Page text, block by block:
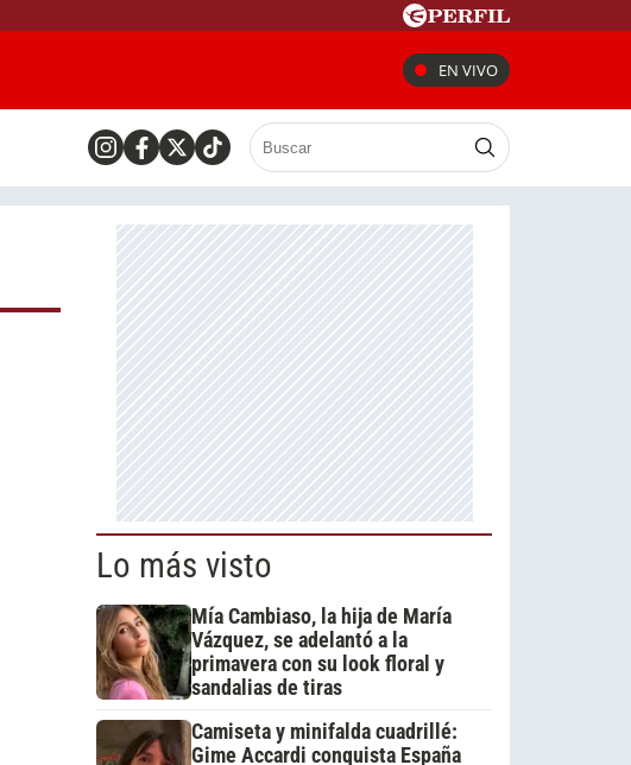
EN VIVO
Lo más visto
Mía Cambiaso, la hija de María
Vázquez, se adelantó a la
primavera con su look floral y
sandalias de tiras
Camiseta y minifalda cuadrillé:
Gime Accardi conquista España